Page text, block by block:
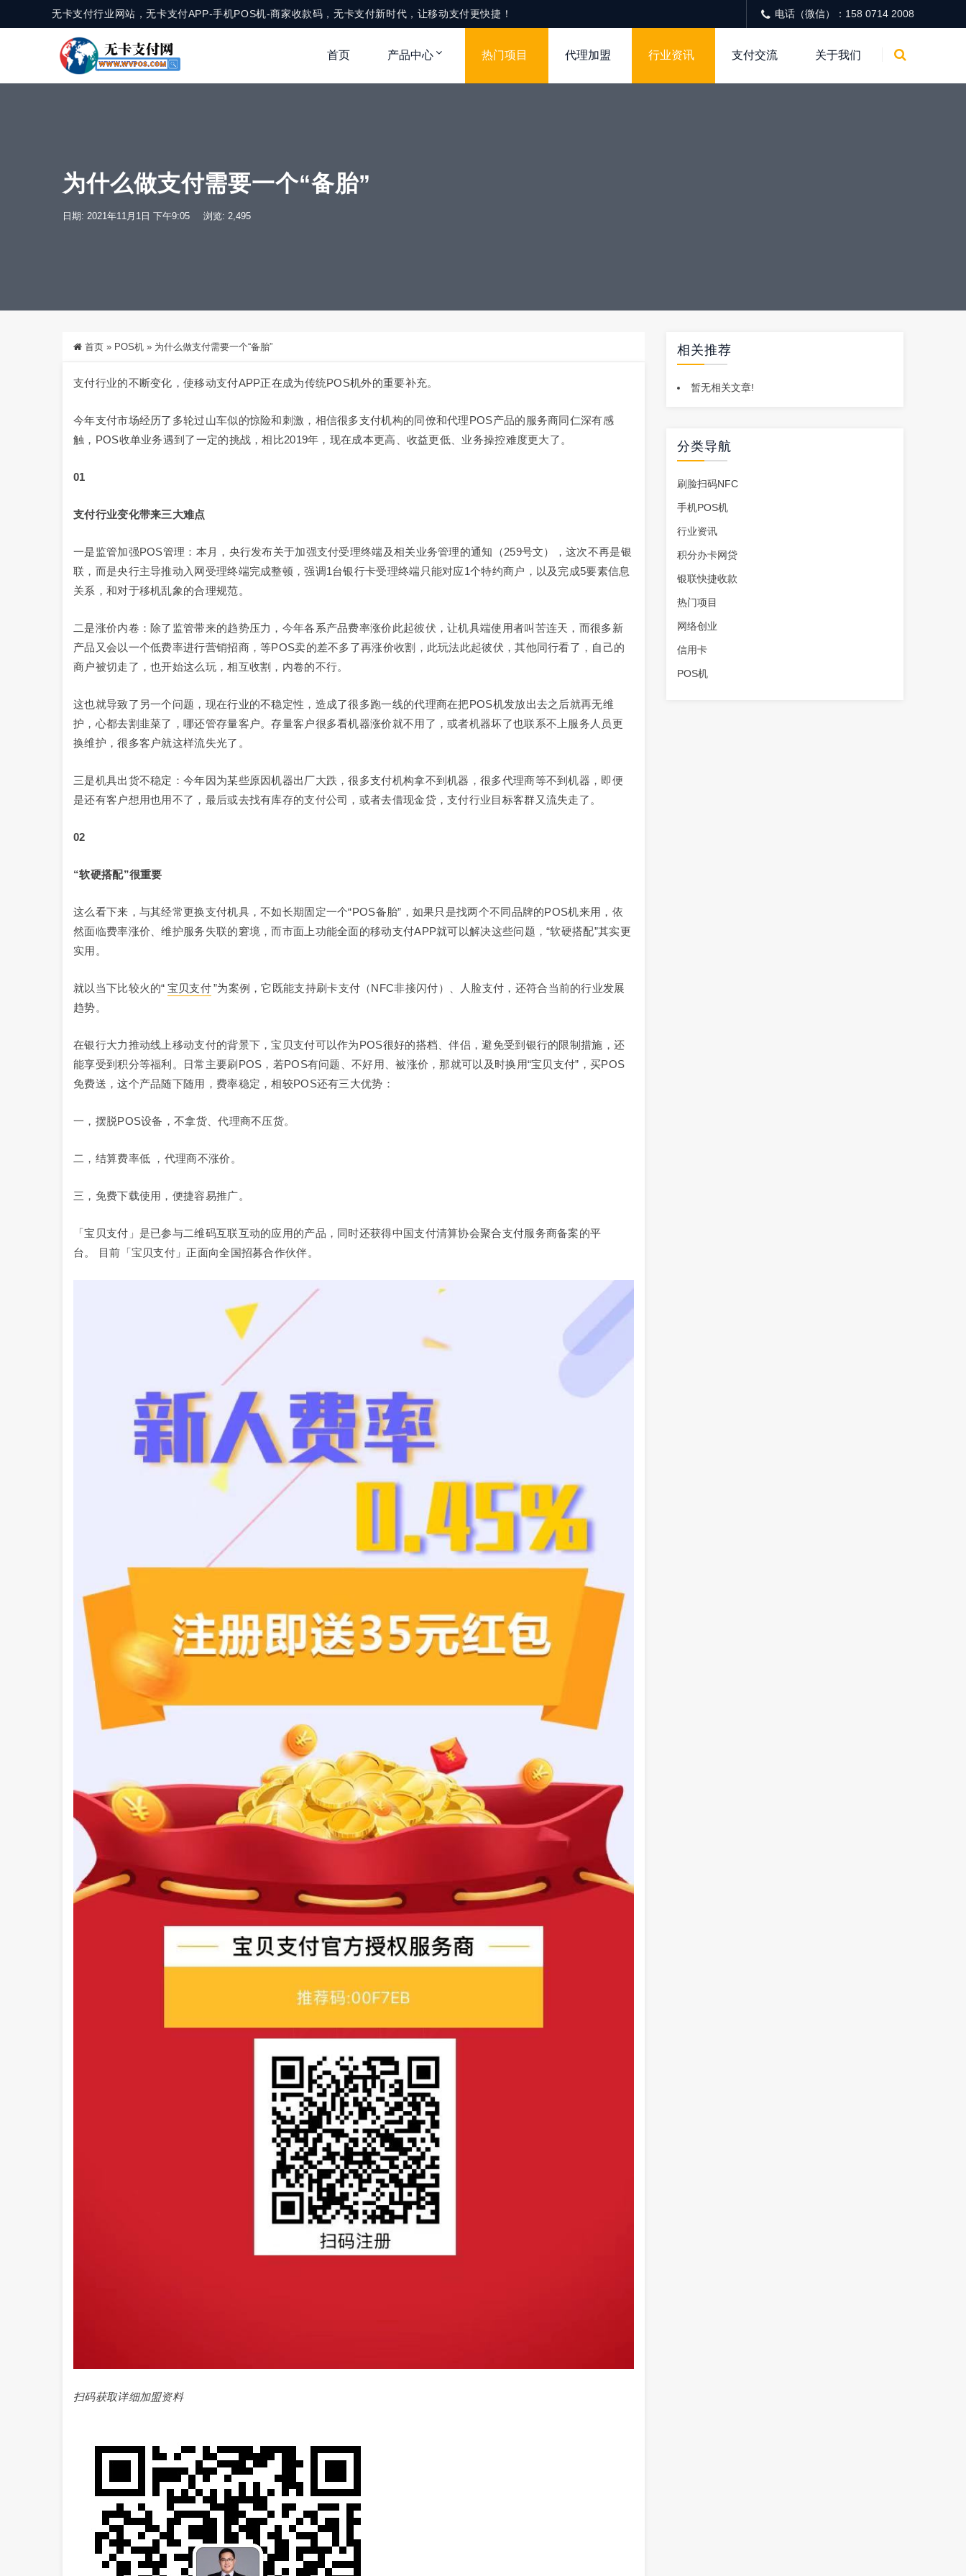
无卡支付行业网站，无卡支付APP-手机POS机-商家收款码，无卡支付新时代，让移动支付更快捷！ 电话（微信）：158 0714 2008
首页 产品中心 热门项目 代理加盟 行业资讯 支付交流 关于我们
为什么做支付需要一个“备胎”
日期: 2021年11月1日 下午9:05 浏览: 2,495
首页 » POS机 » 为什么做支付需要一个“备胎”
支付行业的不断变化，使移动支付APP正在成为传统POS机外的重要补充。
今年支付市场经历了多轮过山车似的惊险和刺激，相信很多支付机构的同僚和代理POS产品的服务商同仁深有感
触，POS收单业务遇到了一定的挑战，相比2019年，现在成本更高、收益更低、业务操控难度更大了。
01
支付行业变化带来三大难点
一是监管加强POS管理：本月，央行发布关于加强支付受理终端及相关业务管理的通知（259号文），这次不再是银
联，而是央行主导推动入网受理终端完成整顿，强调1台银行卡受理终端只能对应1个特约商户，以及完成5要素信息
关系，和对于移机乱象的合理规范。
二是涨价内卷：除了监管带来的趋势压力，今年各系产品费率涨价此起彼伏，让机具端使用者叫苦连天，而很多新
产品又会以一个低费率进行营销招商，等POS卖的差不多了再涨价收割，此玩法此起彼伏，其他同行看了，自己的
商户被切走了，也开始这么玩，相互收割，内卷的不行。
这也就导致了另一个问题，现在行业的不稳定性，造成了很多跑一线的代理商在把POS机发放出去之后就再无维
护，心都去割韭菜了，哪还管存量客户。存量客户很多看机器涨价就不用了，或者机器坏了也联系不上服务人员更
换维护，很多客户就这样流失光了。
三是机具出货不稳定：今年因为某些原因机器出厂大跌，很多支付机构拿不到机器，很多代理商等不到机器，即便
是还有客户想用也用不了，最后或去找有库存的支付公司，或者去借现金贷，支付行业目标客群又流失走了。
02
“软硬搭配”很重要
这么看下来，与其经常更换支付机具，不如长期固定一个“POS备胎”，如果只是找两个不同品牌的POS机来用，依
然面临费率涨价、维护服务失联的窘境，而市面上功能全面的移动支付APP就可以解决这些问题，“软硬搭配”其实更
实用。
就以当下比较火的“ 宝贝支付”为案例，它既能支持刷卡支付（NFC非接闪付）、人脸支付，还符合当前的行业发展
趋势。
在银行大力推动线上移动支付的背景下，宝贝支付可以作为POS很好的搭档、伴侣，避免受到银行的限制措施，还
能享受到积分等福利。日常主要刷POS，若POS有问题、不好用、被涨价，那就可以及时换用“宝贝支付”，买POS
免费送，这个产品随下随用，费率稳定，相较POS还有三大优势：
一，摆脱POS设备，不拿货、代理商不压货。
二，结算费率低 ，代理商不涨价。
三，免费下载使用，便捷容易推广。
「宝贝支付」是已参与二维码互联互动的应用的产品，同时还获得中国支付清算协会聚合支付服务商备案的平
台。 目前「宝贝支付」正面向全国招募合作伙伴。
扫码获取详细加盟资料
相关推荐
暂无相关文章!
分类导航
刷脸扫码NFC
手机POS机
行业资讯
积分办卡网贷
银联快捷收款
热门项目
网络创业
信用卡
POS机